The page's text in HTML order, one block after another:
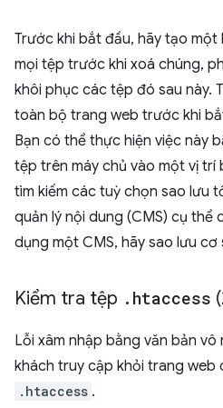
Trước khi bắt đầu, hãy tạo
mọi tệp trước khi xoá chúng,
khôi phục các tệp đó sau này.
toàn bộ trang web trước khi
Bạn có thể thực hiện việc này
tệp trên máy chủ vào một vị trí
tìm kiếm các tuỳ chọn sao lưu
quản lý nội dung (CMS) cụ thể
dụng một CMS, hãy sao lưu cơ
Kiểm tra tệp . htaccess
Lỗi xâm nhập bằng văn bản
khách truy cập khỏi trang web
.htaccess .